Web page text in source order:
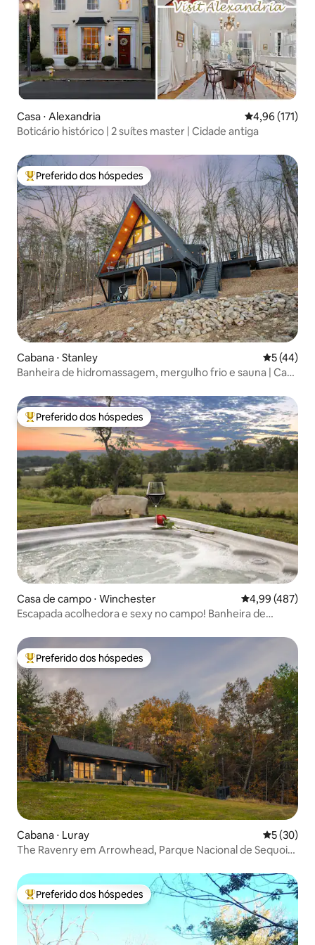
Casa ⋅ Alexandria 4,96 de uma
4,96 (171)
Boticário histórico | 2 suítes master | Cidade antiga
Entre os melhores preferidos dos hóspedes
Preferido dos hóspedes
Cabana ⋅ Stanley 5 de uma
5 (44)
Banheira de hidromassagem, mergulho frio e sauna | Casa
Entre os melhores preferidos dos hóspedes
Preferido dos hóspedes
Casa de campo ⋅ Winchester 4,99 de uma
4,99 (487)
Escapada acolhedora e sexy no campo! Banheira de
Entre os melhores preferidos dos hóspedes
Preferido dos hóspedes
Cabana ⋅ Luray 5 de uma
5 (30)
The Ravenry em Arrowhead, Parque Nacional de Sequoia,
Entre os melhores preferidos dos hóspedes
Preferido dos hóspedes